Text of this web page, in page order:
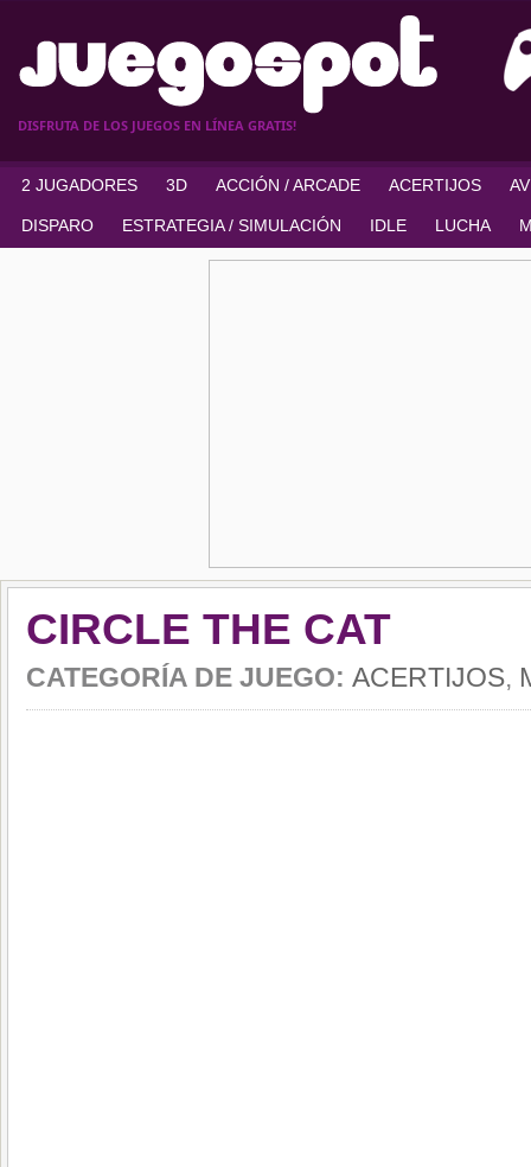
DISFRUTA DE LOS JUEGOS EN LÍNEA GRATIS!
2 JUGADORES 3D ACCIÓN / ARCADE ACERTIJOS
DISPARO ESTRATEGIA / SIMULACIÓN IDLE LUCHA
CIRCLE THE CAT
CATEGORÍA DE JUEGO: ACERTIJOS,